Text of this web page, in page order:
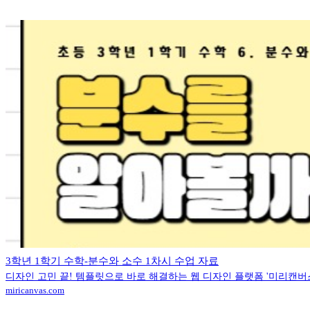
3학년 1학기 수학-분수와 소수 1차시 수업 자료
디자인 고민 끝! 템플릿으로 바로 해결하는 웹 디자인 플랫폼 '미리캔버
miricanvas.com